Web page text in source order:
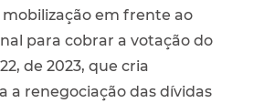
em frente ao
para cobrar a votação do
de 2023, que cria
a renegociação das dívidas